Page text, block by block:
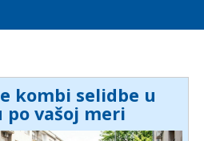
kombi selidbe u
po vašoj meri